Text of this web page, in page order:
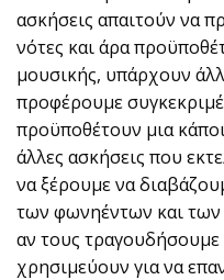
ασκήσεις απαιτούν να
νότες και άρα
μουσικής, υπάρχουν
προφέρουμε
προϋποθέτουν μια
άλλες ασκήσεις που
να ξέρουμε να
των φωνηέντων και των
αν τους
χρησιμεύουν για να